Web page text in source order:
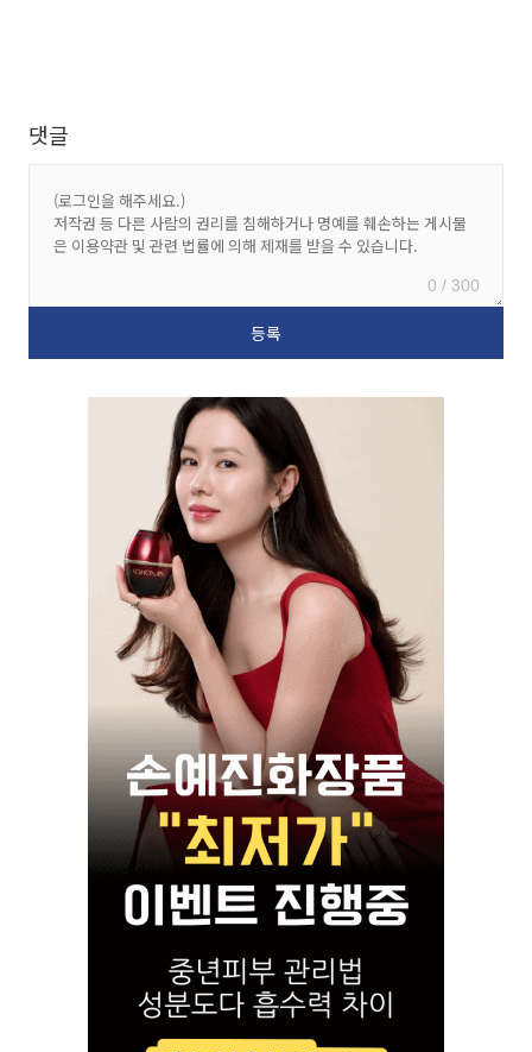
댓글
0 / 300